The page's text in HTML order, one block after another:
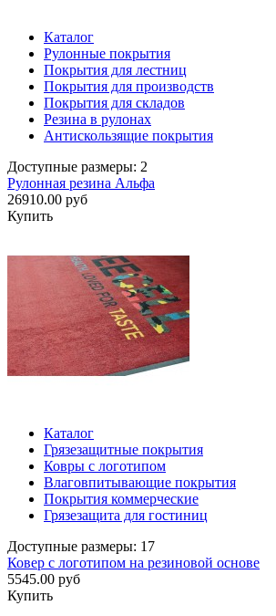
Каталог
Рулонные покрытия
Покрытия для лестниц
Покрытия для производств
Покрытия для складов
Резина в рулонах
Антискользящие покрытия
Доступные размеры: 2
Рулонная резина Альфа
26910.00 руб
Купить
Каталог
Грязезащитные покрытия
Ковры с логотипом
Влаговпитывающие покрытия
Покрытия коммерческие
Грязезащита для гостиниц
Доступные размеры: 17
Ковер с логотипом на резиновой основе
5545.00 руб
Купить